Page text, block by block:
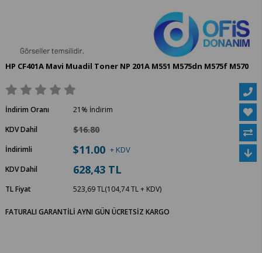
HP CF401A Mavi Muadil Toner NP 201A M551 M575dn M575f M570
İndirim Oranı %
21
İndirim
KDV Dahil
$16.80
İndirimli $11.00 + KDV
KDV Dahil 628,43 TL
TL Fiyat 523,69 TL(104,74 TL + KDV)
FATURALI GARANTİLİ AYNI GÜN ÜCRETSİZ KARGO